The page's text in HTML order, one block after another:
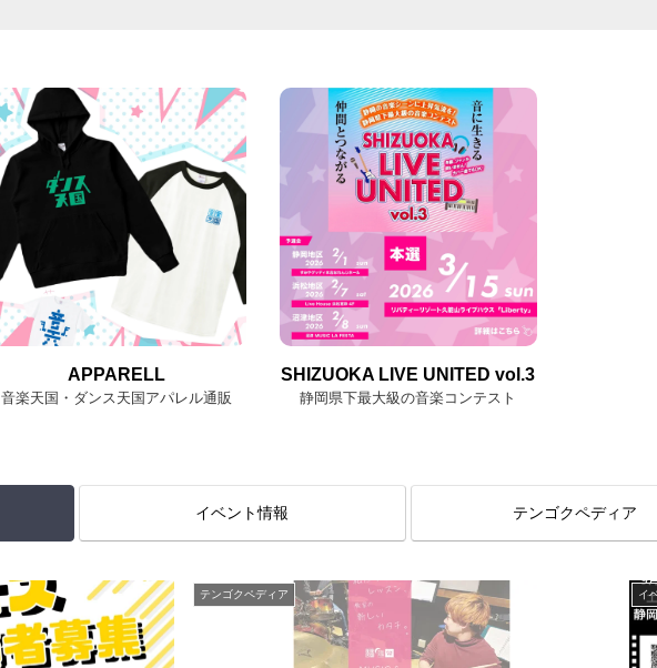
APPARELL
音楽天国・ダンス天国アパレル通販
SHIZUOKA LIVE UNITED vol.3
静岡県下最大級の音楽コンテスト
イベント情報 テンゴクペディア
テンゴクペディア イ